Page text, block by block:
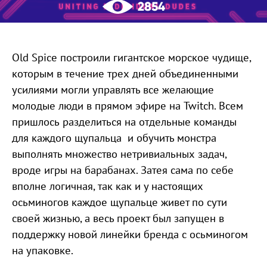
2854
Old Spice построили гигантское морское чудище,
которым в течение трех дней объединенными
усилиями могли управлять все желающие
молодые люди в прямом эфире на Twitch. Всем
пришлось разделиться на отдельные команды
для каждого щупальца и обучить монстра
выполнять множество нетривиальных задач,
вроде игры на барабанах. Затея сама по себе
вполне логичная, так как и у настоящих
осьминогов каждое щупальце живет по сути
своей жизнью, а весь проект был запущен в
поддержку новой линейки бренда с осьминогом
на упаковке.